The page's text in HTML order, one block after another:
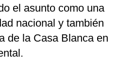
el asunto como una
nacional y también
de la Casa Blanca en